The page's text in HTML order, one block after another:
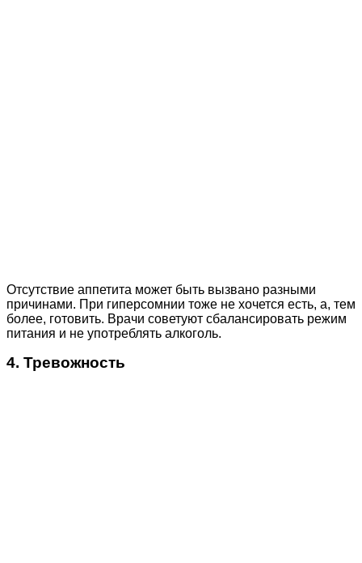
Отсутствие аппетита может быть вызвано разными
причинами. При гиперсомнии тоже не хочется есть, а, тем
более, готовить. Врачи советуют сбалансировать режим
питания и не употреблять алкоголь.
4. Тревожность